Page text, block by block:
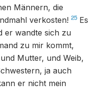
Männern, die
verkosten! 25 Es
er wandte sich zu
zu mir kommt,
Mutter, und Weib,
ja auch
er nicht mein